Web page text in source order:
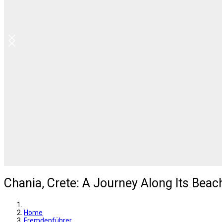
Chania, Crete: A Journey Along Its
Home